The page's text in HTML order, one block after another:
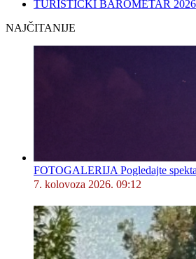
TURISTIČKI BAROMETAR 2026.
NAJČITANIJE
FOTOGALERIJA Pogledajte
7. kolovoza 2026. 09:12